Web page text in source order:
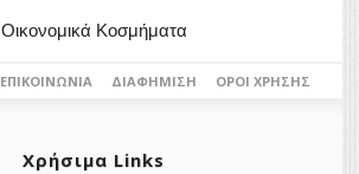
Οικονομικά Κοσμήματα
ΕΠΙΚΟΙΝΩΝΊΑ ΔΙΑΦΉΜΙΣΗ ΌΡΟΙ ΧΡΉΣΗΣ
Χρήσιμα Links